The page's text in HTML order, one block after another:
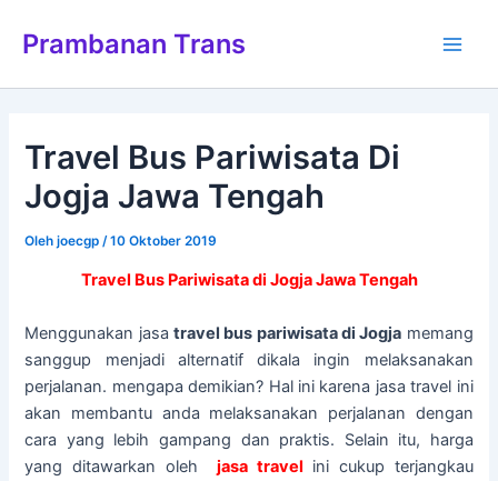
Prambanan Trans
Travel Bus Pariwisata Di
Jogja Jawa Tengah
Olehjoecgp /10 Oktober 2019
Travel Bus Pariwisata di Jogja Jawa Tengah
Menggunakan jasatravel bus pariwisata di Jogja memang
sanggup menjadi alternatif dikala ingin melaksanakan
perjalanan. mengapa demikian? Hal ini karena jasa travel ini
akan membantu anda melaksanakan perjalanan dengan
cara yang lebih gampang dan praktis. Selain itu, harga
yang ditawarkan oleh jasa travel ini cukup terjangkau